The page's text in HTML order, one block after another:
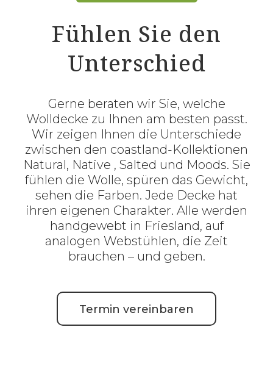
Fühlen Sie den
Unterschied
Gerne beraten wir Sie, welche
Wolldecke zu Ihnen am besten passt.
Wir zeigen Ihnen die Unterschiede
zwischen den coastland-Kollektionen
Natural, Native , Salted und Moods. Sie
fühlen die Wolle, spüren das Gewicht,
sehen die Farben. Jede Decke hat
ihren eigenen Charakter. Alle werden
handgewebt in Friesland, auf
analogen Webstühlen, die Zeit
brauchen – und geben.
Termin vereinbaren